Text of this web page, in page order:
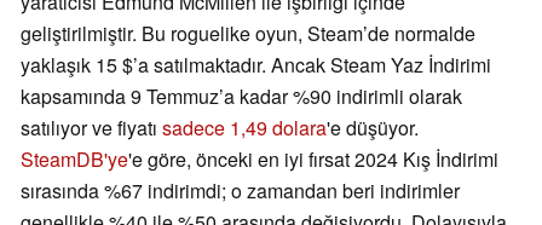
geliştirilmiştir. Bu roguelike oyun, Steam’de normalde
yaklaşık 15 $’a satılmaktadır. Ancak Steam Yaz İndirimi
kapsamında 9 Temmuz’a kadar %90 indirimli olarak
satılıyor ve fiyatı sadece 1,49 dolara'e düşüyor.
SteamDB'ye'e göre, önceki en iyi fırsat 2024 Kış İndirimi
sırasında %67 indirimdi; o zamandan beri indirimler